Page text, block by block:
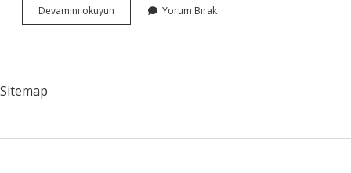
Devamını okuyun
Radyasyon
Yorum Bırak
Sitemap